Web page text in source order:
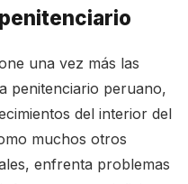
una vez más las
penitenciario peruano,
del interior del
muchos otros
enfrenta problemas